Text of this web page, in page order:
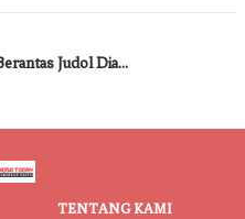
Judol Dia…
TENTANG KAMI